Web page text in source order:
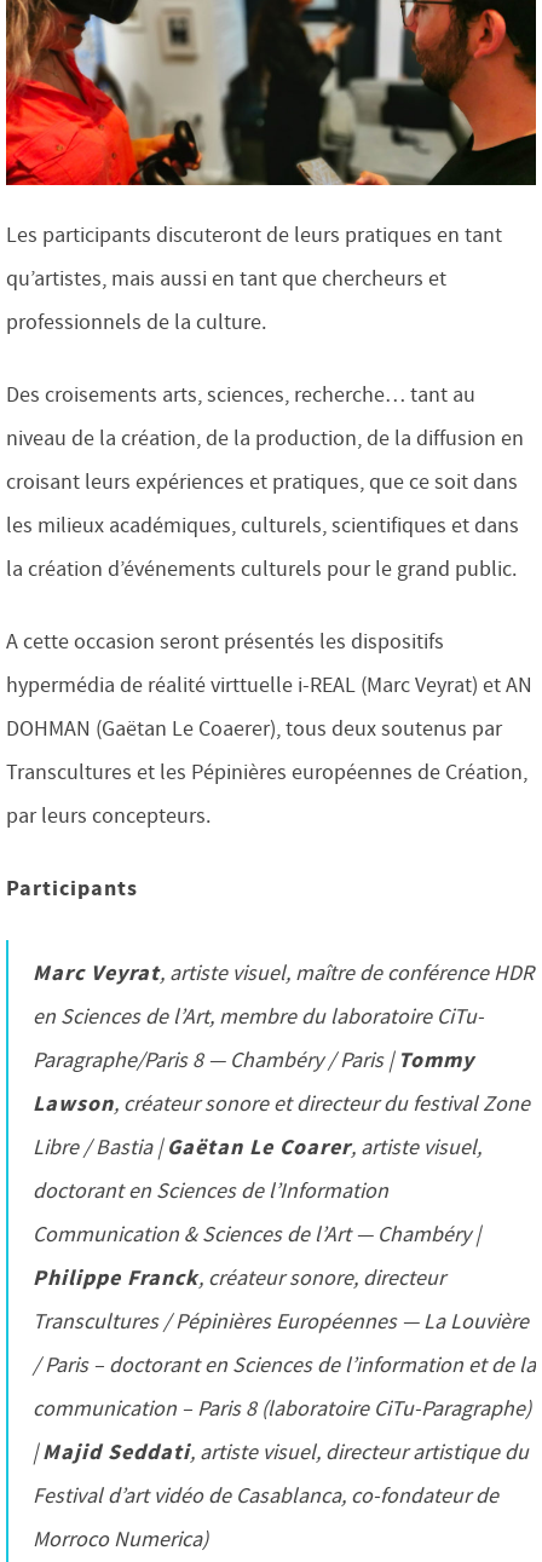
Les participants discuteront de leurs pratiques en tant
qu’artistes, mais aussi en tant que chercheurs et
professionnels de la culture.
Des croisements arts, sciences, recherche… tant au
niveau de la création, de la production, de la diffusion en
croisant leurs expériences et pratiques, que ce soit dans
les milieux académiques, culturels, scientifiques et dans
la création d’événements culturels pour le grand public.
A cette occasion seront présentés les dispositifs
hypermédia de réalité virttuelle i-REAL (Marc Veyrat) et AN
DOHMAN (Gaëtan Le Coaerer), tous deux soutenus par
Transcultures et les Pépinières européennes de Création,
par leurs concepteurs.
Participants
Marc Veyrat, artiste visuel, maître de conférence HDR
en Sciences de l’Art, membre du laboratoire CiTu-
Paragraphe/Paris 8 — Chambéry / Paris | Tommy
Lawson, créateur sonore et directeur du festival Zone
Libre / Bastia |Gaëtan Le Coarer, artiste visuel,
doctorant en Sciences de l’Information
Communication & Sciences de l’Art — Chambéry |
Philippe Franck, créateur sonore, directeur
Transcultures / Pépinières Européennes — La Louvière
/ Paris – doctorant en Sciences de l’information et de la
communication – Paris 8 (laboratoire CiTu-Paragraphe)
|Majid Seddati, artiste visuel, directeur artistique du
Festival d’art vidéo de Casablanca, co-fondateur de
Morroco Numerica)